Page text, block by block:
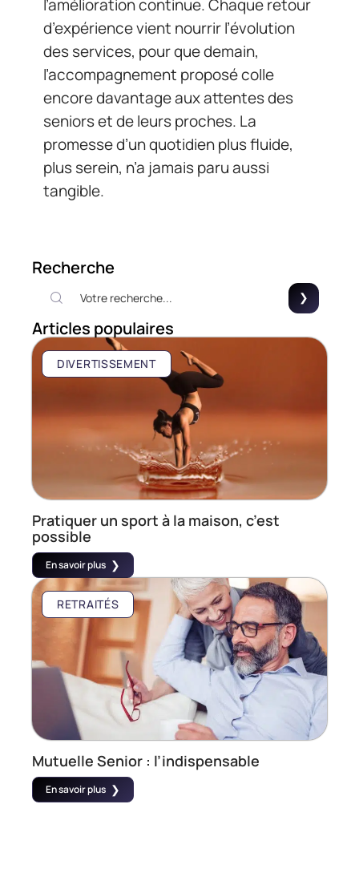
l’amélioration continue. Chaque retour
d’expérience vient nourrir l’évolution
des services, pour que demain,
l’accompagnement proposé colle
encore davantage aux attentes des
seniors et de leurs proches. La
promesse d’un quotidien plus fluide,
plus serein, n’a jamais paru aussi
tangible.
Recherche
Articles populaires
DIVERTISSEMENT
Pratiquer un sport à la maison, c’est
possible
En savoir plus
RETRAITÉS
Mutuelle Senior : l’indispensable
En savoir plus